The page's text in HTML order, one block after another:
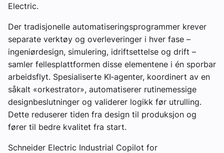
Electric.
Der tradisjonelle automatiseringsprogrammer krever
separate verktøy og overleveringer i hver fase –
ingeniørdesign, simulering, idriftsettelse og drift –
samler fellesplattformen disse elementene i én sporbar
arbeidsflyt. Spesialiserte KI‑agenter, koordinert av en
såkalt «orkestrator», automatiserer rutinemessige
designbeslutninger og validerer logikk før utrulling.
Dette reduserer tiden fra design til produksjon og
fører til bedre kvalitet fra start.
Schneider Electric Industrial Copilot for